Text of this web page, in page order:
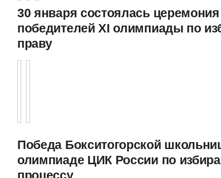
30 января состоялась
победителей XI олимпиады по
праву
Победа Бокситогорской
олимпиаде ЦИК России по
процессу